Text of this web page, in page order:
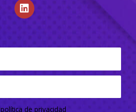
política de privacidad